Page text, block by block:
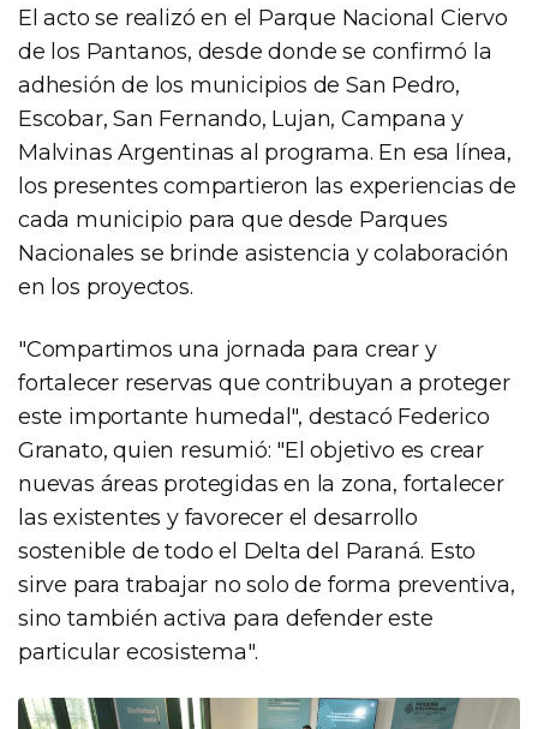
El acto se realizó en el Parque Nacional Ciervo
de los Pantanos, desde donde se confirmó la
adhesión de los municipios de San Pedro,
Escobar, San Fernando, Lujan, Campana y
Malvinas Argentinas al programa. En esa línea,
los presentes compartieron las experiencias de
cada municipio para que desde Parques
Nacionales se brinde asistencia y colaboración
en los proyectos.
"Compartimos una jornada para crear y
fortalecer reservas que contribuyan a proteger
este importante humedal", destacó Federico
Granato, quien resumió: "El objetivo es crear
nuevas áreas protegidas en la zona, fortalecer
las existentes y favorecer el desarrollo
sostenible de todo el Delta del Paraná. Esto
sirve para trabajar no solo de forma preventiva,
sino también activa para defender este
particular ecosistema".